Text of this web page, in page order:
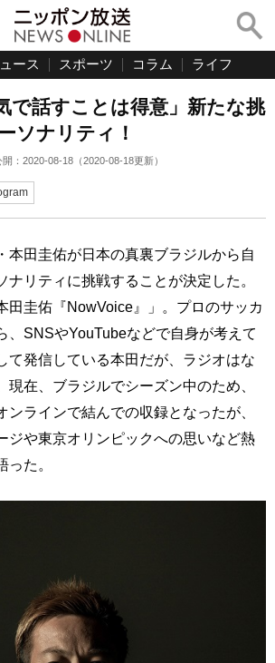
ース スポーツ コラム ライフ
で話すことは得意」新たな挑
ソナリティ！
： 2020-08-18 （2020-08-18更新）
本田圭佑が日本の真裏ブラジルから自
ナリティに挑戦することが決定した。
田圭佑『NowVoice』」。プロのサッカ
、SNSやYouTubeなどで自身が考えて
て発信している本田だが、ラジオはな
現在、ブラジルでシーズン中のため、
ンラインで結んでの収録となったが、
ジや東京オリンピックへの思いなど熱
た。